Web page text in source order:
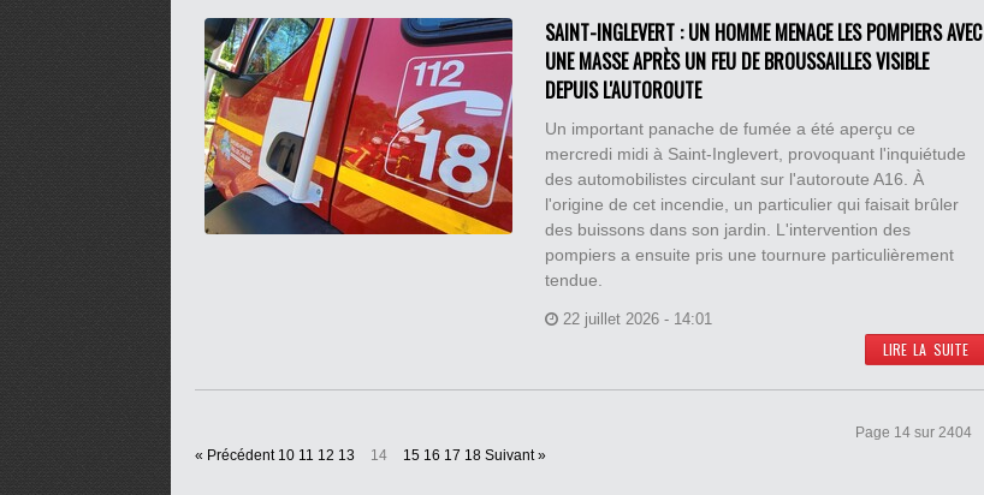
SAINT-INGLEVERT : UN HOMME MENACE LES POMPIERS AVEC
UNE MASSE APRÈS UN FEU DE BROUSSAILLES VISIBLE
DEPUIS L'AUTOROUTE
Un important panache de fumée a été aperçu ce
mercredi midi à Saint-Inglevert, provoquant l'inquiétude
des automobilistes circulant sur l'autoroute A16. À
l'origine de cet incendie, un particulier qui faisait brûler
des buissons dans son jardin. L'intervention des
pompiers a ensuite pris une tournure particulièrement
tendue.
22 juillet 2026 - 14:01
LIRE LA SUITE
« Précédent 10 11 12 13 14 15 16 17 18 Suivant »
Page 14 sur 2404